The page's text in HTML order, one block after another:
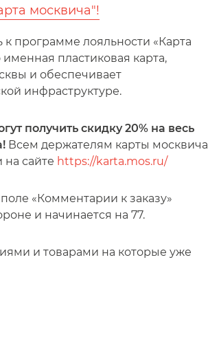
москвича"!
программе лояльности «Карта
пластиковая карта,
и обеспечивает
инфраструктуре.
получить скидку 20% на весь
Всем держателям карты москвича
сайте https://karta.mos.ru/
«Комментарии к заказу»
и начинается на 77.
и товарами на которые уже